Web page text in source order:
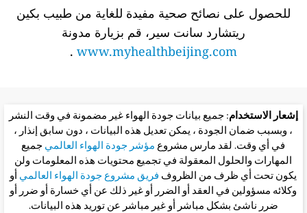
للحصول على نصائح صحية مفيدة للغاية من طبيب بكين
ريتشارد سانت سير، قم بزيارة مدونة
www.myhealthbeijing.com
.
إشعار الاستخدام: جميع بيانات جودة الهواء غير مضمونة في وقت النشر
، وبسبب ضمان الجودة ، يمكن تعديل هذه البيانات ، دون سابق إنذار ،
في أي وقت. لقد مارس مشروعمؤشر جودة الهواء العالميجميع
المهارات والحلول المعقولة في تجميع محتويات هذه المعلومات ولن
يكون تحت أي ظرف من الظروففريق مشروع جودة الهواء العالميأو
وكلائه مسؤولين في العقد أو الضرر أو غير ذلك عن أي خسارة أو ضرر أو
ضرر ناشئ بشكل مباشر أو غير مباشر عن توريد هذه البيانات.